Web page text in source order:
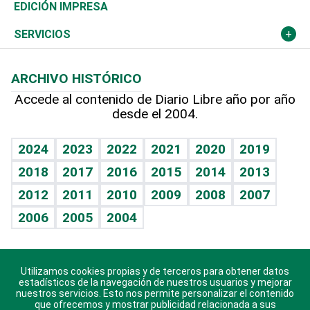
Resto del mundo
Global y variable
Economía personal
Novedades
Podcast Arte Libre
Hablando con el pediatra
Vida y familia
Eñe
Celebrando la vida
Sin complejos
En pocas palabras
Escuchando al corazón
Olimpismo
Más deportes
TBT Deportivo
Noticiero Poteleche
Columnistas
Más firmas
Martes de tecnología
Cambio climático
Deportes
Opinión
Hecho en casa
Guía del dinero
EDICIÓN IMPRESA
SERVICIOS
Cumpleaños
Horóscopos
Crucigramas
ARCHIVO HISTÓRICO
Accede al contenido de Diario Libre año por año
desde el 2004.
2024 2023 2022 2021 2020
2019
2018
2017 2016 2015 2014
2013
2012
2011 2010 2009 2008
2007
2006
2005 2004
Descarga nuestras aplicaciones para Android, iOS y
sistema Huawei.
Utilizamos cookies propias y de terceros para obtener datos
estadísticos de la navegación de nuestros usuarios y mejorar
nuestros servicios. Esto nos permite personalizar el contenido
que ofrecemos y mostrar publicidad relacionada a sus